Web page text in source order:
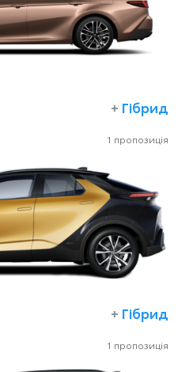
+ Гібрид
1 пропозиція
+ Гібрид
1 пропозиція